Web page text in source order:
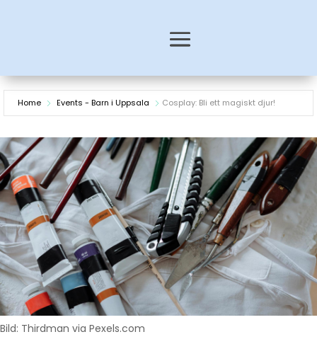
Home Events - Barn i Uppsala Cosplay: Bli ett magiskt djur!
Bild: Thirdman via Pexels.com